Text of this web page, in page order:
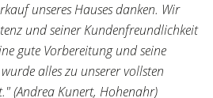
unseres Hauses danken. Wir
und seiner Kundenfreundlichkeit
gute Vorbereitung und seine
alles zu unserer vollsten
(Andrea Kunert, Hohenahr)